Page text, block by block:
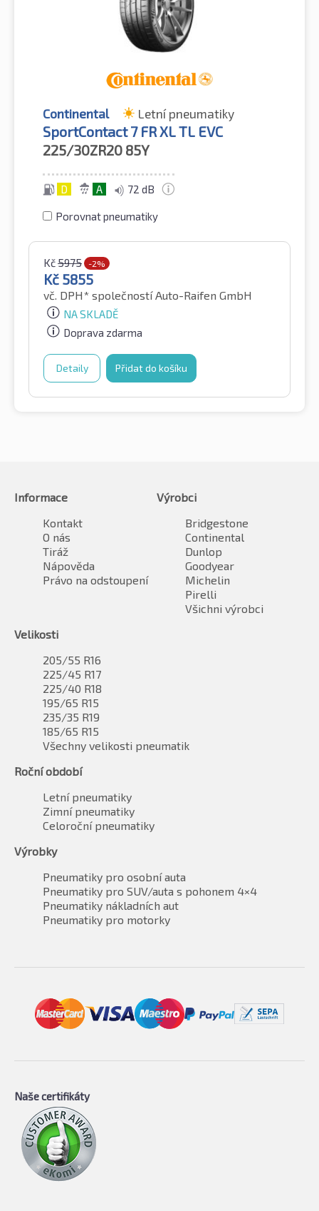
Continental Letní pneumatiky
SportContact 7 FR XL TL EVC
225/30ZR20 85Y
D A 72 dB
Porovnat pneumatiky
Kč5975 -2%
Kč 5855
vč. DPH* společností Auto-Raifen GmbH
NA SKLADĚ
Doprava zdarma
Detaily Přidat do košíku
Informace
Kontakt
O nás
Tiráž
Nápověda
Právo na odstoupení
Výrobci
Bridgestone
Continental
Dunlop
Goodyear
Michelin
Pirelli
Všichni výrobci
Velikosti
205/55 R16
225/45 R17
225/40 R18
195/65 R15
235/35 R19
185/65 R15
Všechny velikosti pneumatik
Roční období
Letní pneumatiky
Zimní pneumatiky
Celoroční pneumatiky
Výrobky
Pneumatiky pro osobní auta
Pneumatiky pro SUV/auta s pohonem 4×4
Pneumatiky nákladních aut
Pneumatiky pro motorky
Naše certifikáty